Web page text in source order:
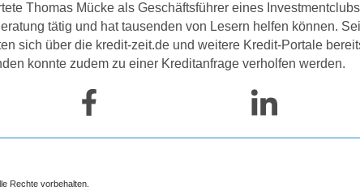
Thomas Mücke als Geschäftsführer eines
tätig und hat tausenden von Lesern helfen können.
sich über die kredit-zeit.de und weitere Kredit-Portale
konnte zudem zu einer Kreditanfrage verholfen werden.
Rechte vorbehalten.